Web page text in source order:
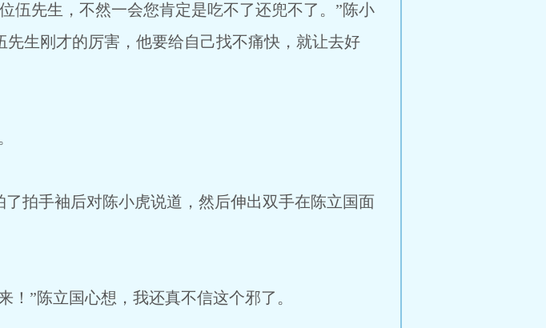
先生，不然一会您肯定是吃不了还兜不了。”陈小
生刚才的厉害，他要给自己找不痛快，就让去好
拍手袖后对陈小虎说道，然后伸出双手在陈立国面
”陈立国心想，我还真不信这个邪了。